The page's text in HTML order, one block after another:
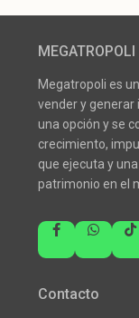
MEGATROPOLI
Megatropoli es
vender y generar
una opción y se
crecimiento,
que ejecuta y
patrimonio en el
Contacto